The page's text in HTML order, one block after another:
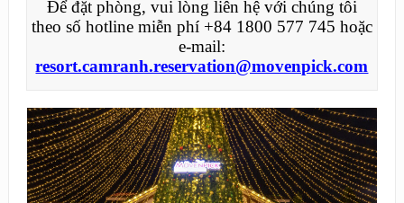
Để đặt phòng, vui lòng liên hệ với chúng tôi
theo số hotline miễn phí +84 1800 577 745 hoặc
e-mail:
resort.camranh.reservation@movenpick.com